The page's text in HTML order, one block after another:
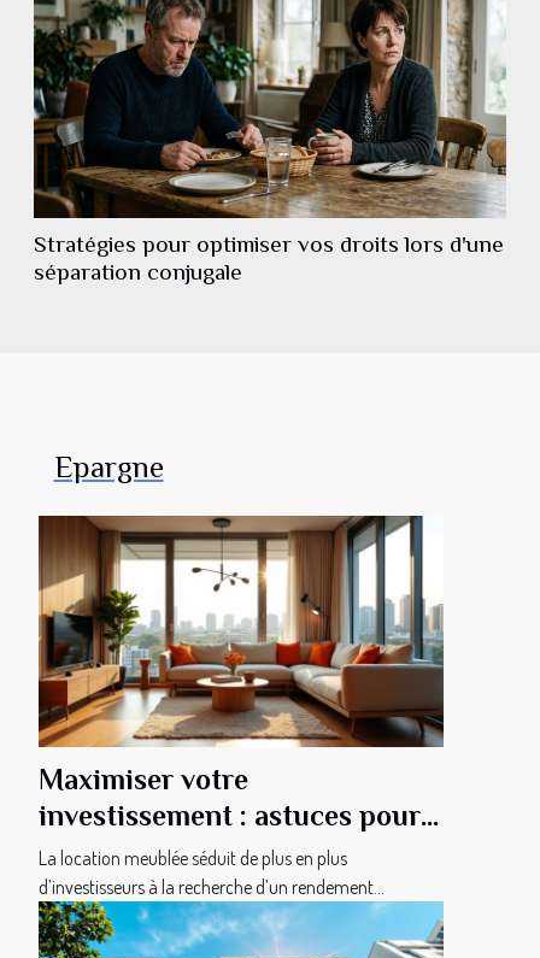
Stratégies pour optimiser vos droits lors d'une
séparation conjugale
Epargne
Maximiser votre
investissement : astuces pour
une location meublée réussie
La location meublée séduit de plus en plus
d’investisseurs à la recherche d’un rendement...